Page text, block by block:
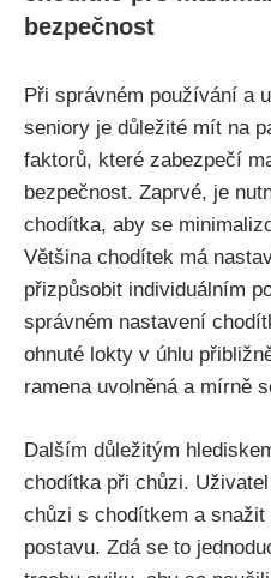
bezpečnost
Při správném používání ⁢a
seniory je ⁣důležité⁢ mít na
faktorů, ⁤které zabezpečí
bezpečnost.⁣ Zaprvé, ⁤je
chodítka, aby se
Většina chodítek má
přizpůsobit individuálním
správném nastavení
ohnuté ​lokty v⁢ úhlu
ramena uvolněná‌ a mírně
Dalším důležitým
chodítka při chůzi.
chůzi s chodítkem⁢ a
postavu. Zdá se to